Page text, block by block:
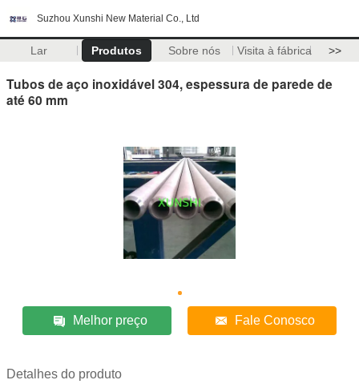
Suzhou Xunshi New Material Co., Ltd
Lar Produtos Sobre nós Visita à fábrica >>
Tubos de aço inoxidável 304, espessura de parede de
até 60 mm
Melhor preço Fale Conosco
Detalhes do produto